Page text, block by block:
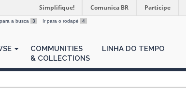
Simplifique! Comunica BR Participe
a busca 3 Ir para o rodapé 4
COMMUNITIES
& COLLECTIONS
LINHA DO TEMPO